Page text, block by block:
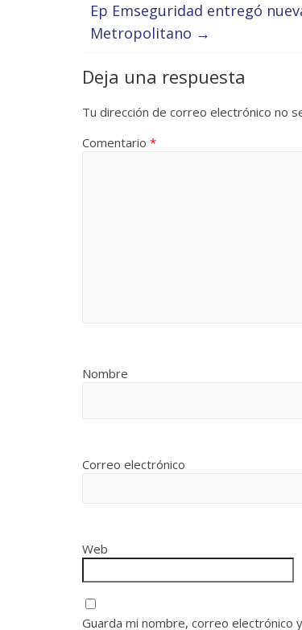
Ep Emseguridad entregó
Metropolitano →
Deja una respuesta
Tu dirección de correo electrónico no
Comentario *
Nombre
Correo electrónico
Web
Guarda mi nombre, correo electrónico